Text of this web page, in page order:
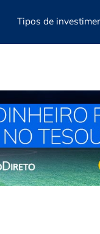
Tipos de